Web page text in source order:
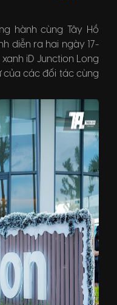
hành cùng Tây Hồ
diễn ra hai ngày 17-
iD Junction Long
của các đối tác cùng